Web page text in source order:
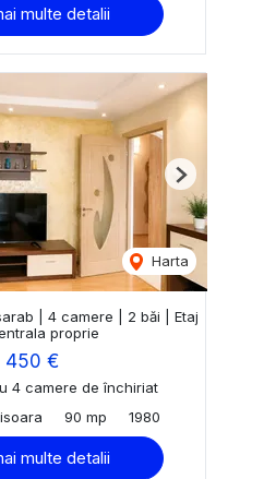
multe detalii
Harta
Next
| 4 camere | 2 băi | Etaj
proprie
450 €
4 camere de închiriat
90 mp 1980
multe detalii